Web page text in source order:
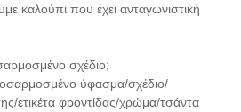
καλούπι που έχει ανταγωνιστική
σχέδιο;
ύφασμα/σχέδιο/
ετικέτα φροντίδας/χρώμα/τσάντα